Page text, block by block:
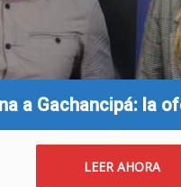
a Gachancipá: la
LEER AHORA